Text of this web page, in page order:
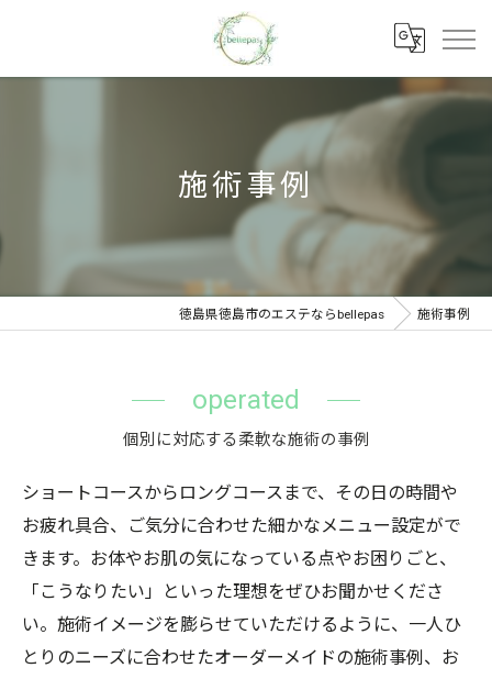
施術事例
徳島県徳島市のエステならbellepas 施術事例
operated
個別に対応する柔軟な施術の事例
ショートコースからロングコースまで、その日の時間や
お疲れ具合、ご気分に合わせた細かなメニュー設定がで
きます。お体やお肌の気になっている点やお困りごと、
「こうなりたい」といった理想をぜひお聞かせくださ
い。施術イメージを膨らせていただけるように、一人ひ
とりのニーズに合わせたオーダーメイドの施術事例、お